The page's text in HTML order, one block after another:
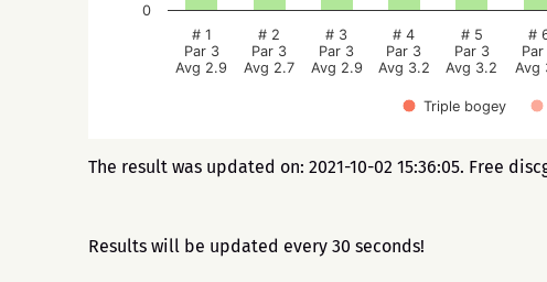
Triple bogey
# 1
Par 3
Avg 2.9
# 2
Par 3
Avg 2.7
# 3
Par 3
Avg 2.9
# 4
Par 3
Avg 3.2
# 5
Par 3
Avg 3.2
#
Avg
0
The result was updated on: 2021-10-02 15:36:05. Free
Results will be updated every 30 seconds!